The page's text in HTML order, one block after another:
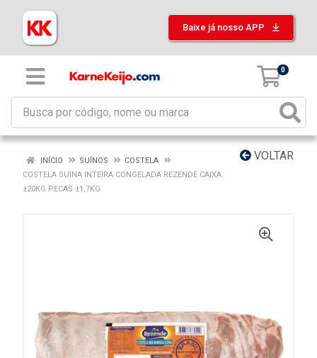
Baixe já nosso APP
0
VOLTAR
INÍCIO SUÍNOS
COSTELA
COSTELA SUINA INTEIRA CONGELADA REZENDE CAIXA
±20KG PECAS ±1,7KG